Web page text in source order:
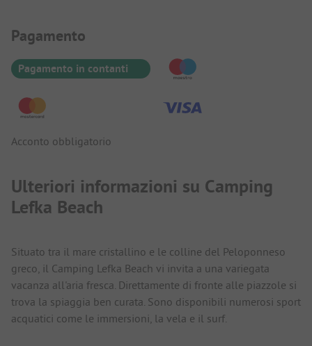
Informazioni sul pagamento
Pagamento
Pagamento in contanti
Acconto obbligatorio
Ulteriori informazioni su Camping
Lefka Beach
Situato tra il mare cristallino e le colline del Peloponneso
greco, il Camping Lefka Beach vi invita a una variegata
vacanza all'aria fresca. Direttamente di fronte alle piazzole si
trova la spiaggia ben curata. Sono disponibili numerosi sport
acquatici come le immersioni, la vela e il surf.